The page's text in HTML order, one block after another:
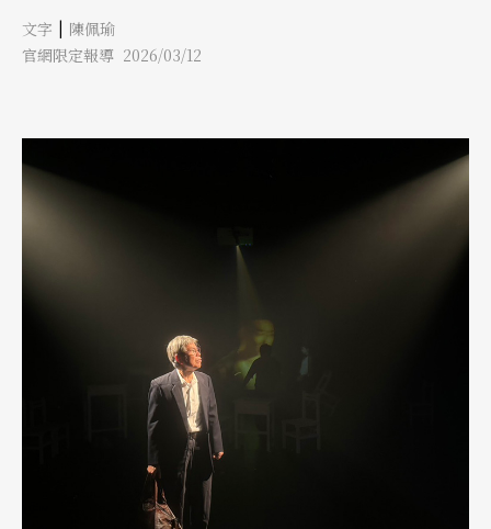
璁選擇了費洛里安．齊勒（Florian Zeller）的「家庭三部曲」（包
含《母親》、《父親》、《兒子》3個獨立的劇本）作為《咱兜ln
成了一個新的創作。嚴格來說，本劇僅以《兒子》中因父母離異、
主角出現憂鬱症的劇情為主軸，《母親》只提取了無法面對中年人
生的惶亂與酗酒行為，《父親》只提取了失智的症狀。由於觀看本
劇及原著時，不論在人物形象或對話氛圍上，產生的連結可說微乎
文字 | 陳佩瑜
官網限定報導 2026/03/12